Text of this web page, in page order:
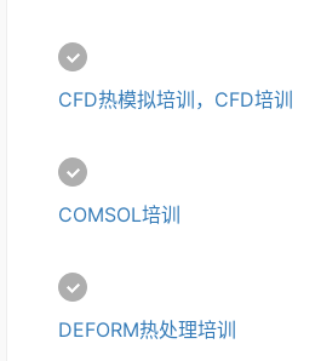
CFD热模拟培训，CFD培训
COMSOL培训
DEFORM热处理培训